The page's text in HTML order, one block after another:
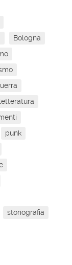
Bologna
letteratura
punk
storiografia